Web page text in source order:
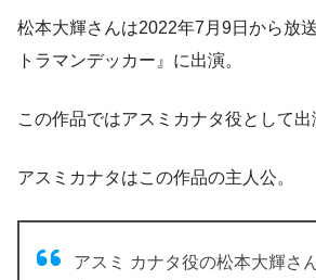
松本大輝さんは2022年7月9日から放
トラマンデッカー』に出演。
この作品ではアスミカナタ役として出
アスミカナタはこの作品の主人公。
アスミ カナタ役の松本大輝さ